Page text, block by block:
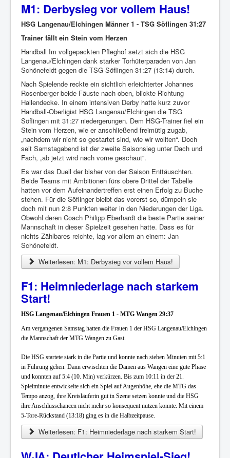
M1: Derbysieg vor vollem Haus!
HSG Langenau/Elchingen Männer 1 - TSG Söflingen 31:27
Trainer fällt ein Stein vom Herzen
Handball Im vollgepackten Pfleghof setzt sich die HSG
Langenau/Elchingen dank starker Torhüterparaden von Jan
Schönefeldt gegen die TSG Söflingen 31:27 (13:14) durch.
Nach Spielende reckte ein sichtlich erleichterter Johannes
Rosenberger beide Fäuste nach oben, blickte Richtung
Hallendecke. In einem intensiven Derby hatte kurz zuvor
Handball-Oberligist HSG Langenau/Elchingen die TSG
Söflingen mit 31:27 niedergerungen. Dem HSG-Trainer fiel ein
Stein vom Herzen, wie er anschließend freimütig zugab,
„nachdem wir nicht so gestartet sind, wie wir wollten“. Doch
seit Samstagabend ist der zweite Saisonsieg unter Dach und
Fach, „ab jetzt wird nach vorne geschaut“.
Es war das Duell der bisher von der Saison Enttäuschten.
Beide Teams mit Ambitionen fürs obere Drittel der Tabelle
hatten vor dem Aufeinandertreffen erst einen Erfolg zu Buche
stehen. Für die Söflinger bleibt das vorerst so, dümpeln sie
doch mit nun 2:8 Punkten weiter in den Niederungen der Liga.
Obwohl deren Coach Philipp Eberhardt die beste Partie seiner
Mannschaft in dieser Spielzeit gesehen hatte. Dass es für
nichts Zählbares reichte, lag vor allem an einem: Jan
Schönefeldt.
Weiterlesen: M1: Derbysieg vor vollem Haus!
F1: Heimniederlage nach starkem
Start!
HSG Langenau/Elchingen Frauen 1 - MTG Wangen 29:37
Am vergangenen Samstag hatten die Frauen 1 der HSG Langenau/Elchingen
die Mannschaft der MTG Wangen zu Gast.
Die HSG startete stark in die Partie und konnte nach sieben Minuten mit 5:1
in Führung gehen. Dann erwischten die Damen aus Wangen eine gute Phase
und konnten auf 5:4 (10. Min) verkürzen. Bis zum 10:11 in der 21.
Spielminute entwickelte sich ein Spiel auf Augenhöhe, ehe die MTG das
Tempo anzog, ihre Kreisläuferin gut in Szene setzen konnte und die HSG
ihre Anschlusschancen nicht mehr so konsequent nutzen konnte. Mit einem
5-Tore-Rückstand (13:18) ging es in die Halbzeitpause.
Weiterlesen: F1: Heimniederlage nach starkem Start!